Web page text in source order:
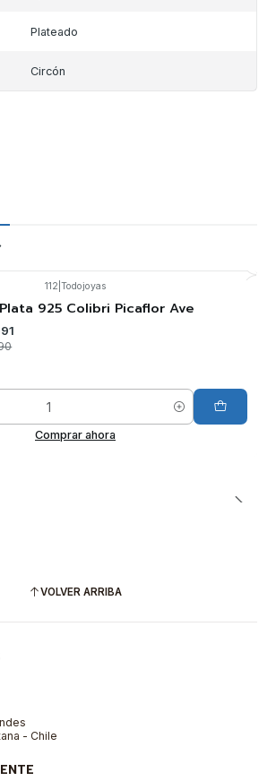
Plateado
Circón
112 Todojoyas
925 Colibri Picaflor Ave
Comprar ahora
VOLVER ARRIBA
- Chile